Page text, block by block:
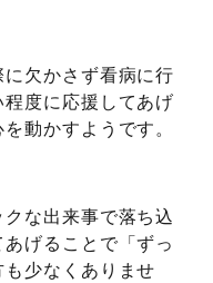
欠かさず看病に行
度に応援してあげ
動かすようです。
な出来事で落ち込
げることで「ずっ
少なくありませ